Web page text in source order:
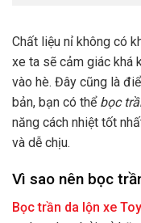
Chất liệu nỉ không có
xe ta sẽ cảm giác khá
vào hè. Đây cũng là
bản, bạn có thể bọc
năng cách nhiệt tốt
và dễ chịu.
Vì sao nên bọc
Bọc trần da lộn xe